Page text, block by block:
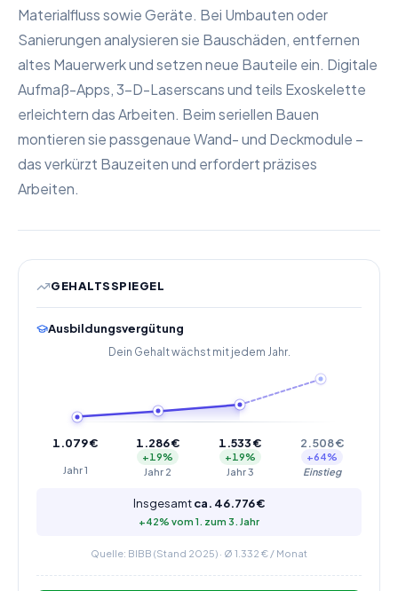
Materialfluss sowie Geräte. Bei Umbauten oder
Sanierungen analysieren sie Bauschäden, entfernen
altes Mauerwerk und setzen neue Bauteile ein. Digitale
Aufmaß-Apps, 3-D-Laserscans und teils Exoskelette
erleichtern das Arbeiten. Beim seriellen Bauen
montieren sie passgenaue Wand- und Deckmodule –
das verkürzt Bauzeiten und erfordert präzises
Arbeiten.
GEHALTSSPIEGEL
Ausbildungsvergütung
Dein Gehalt wächst mit jedem Jahr.
1.079€
Jahr1
1.286€
+19%
Jahr 2
1.533€
+19%
Jahr3
2.508€
+64%
Einstieg
Insgesamtca. 46.776€
+42% vom 1. zum 3 . Jahr
Quelle: BIBB (Stand 2025) · Ø 1.332 € / Monat